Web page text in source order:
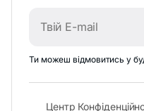
Ти можеш відмовитись у
Центр